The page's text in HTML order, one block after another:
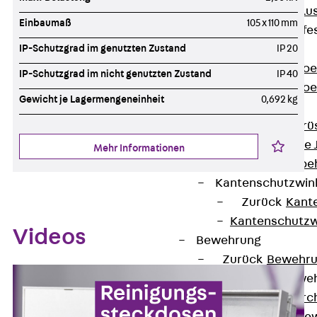
Zurück
Gerüstschuhe
Gerüstschuhe
Zurück
Bewehrung
Zurück
Zurück
Einbaumaß 105 x 110 mm
IP-Schutzgrad im genutzten Zustand IP 20
IP-Schutzgrad im nicht genutzten Zustand IP 40
Gewicht je Lagermengeneinheit 0,692 kg
Mehr Informationen
Videos